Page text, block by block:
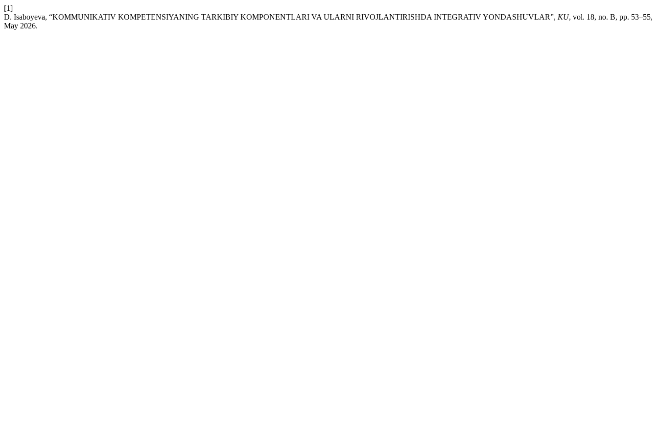
[1]
D. Isaboyeva, “KOMMUNIKATIV KOMPETENSIYANING TARKIBIY KOMPONENTLARI VA ULARNI RIVOJLANTIRISHDA INTEGRATIV YONDASHUVLAR”, KU, vol. 18, no. B, pp. 53–55,
May 2026.